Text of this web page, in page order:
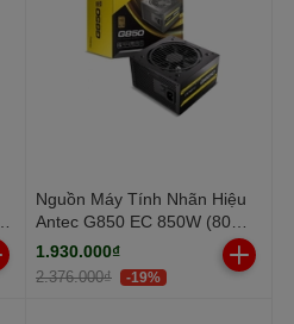
Nguồn Máy Tính Nhãn Hiệu
Antec G850 EC 850W (80
Plus Gold/ ATX/ Đen)
1.930.000₫
2.376.000₫ -19%